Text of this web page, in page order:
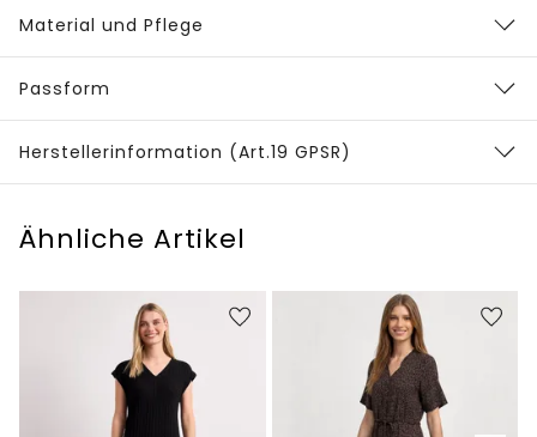
Material und Pflege
Passform
Herstellerinformation (Art.19 GPSR)
Ähnliche Artikel